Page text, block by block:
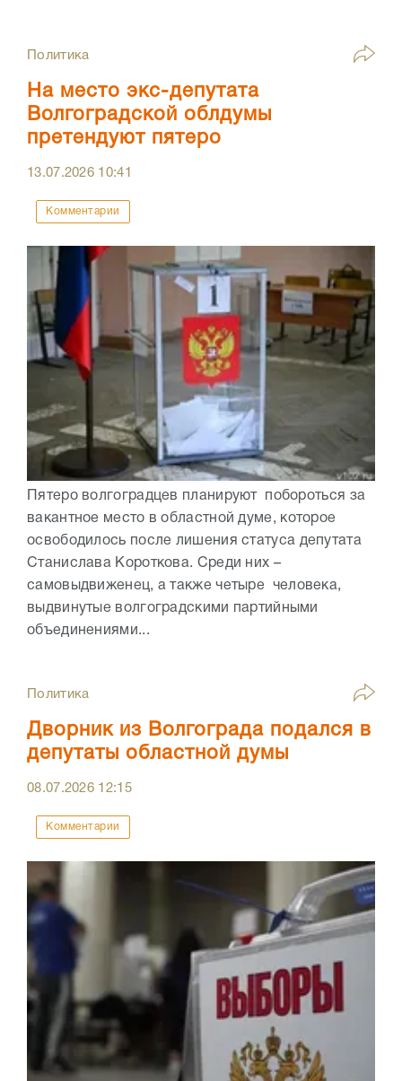
Политика
На место экс-депутата
Волгоградской облдумы
претендуют пятеро
13.07.2026 10:41
Комментарии
Пятеро волгоградцев планируют побороться за
вакантное место в областной думе, которое
освободилось после лишения статуса депутата
Станислава Короткова. Среди них –
самовыдвиженец, а также четыре человека,
выдвинутые волгоградскими партийными
объединениями...
Политика
Дворник из Волгограда подался в
депутаты областной думы
08.07.2026 12:15
Комментарии